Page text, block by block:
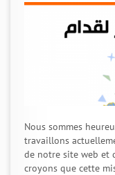
Nous sommes
travaillons
de notre site web et
croyons que cette